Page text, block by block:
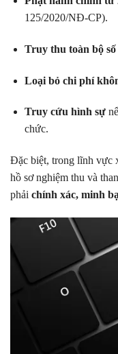
125/2020/NĐ-CP).
Truy thu toàn bộ
Loại bỏ chi phí
Truy cứu hình sự
chức.
Đặc biệt, trong lĩnh vực
hồ sơ nghiệm thu và
phải chính xác, minh